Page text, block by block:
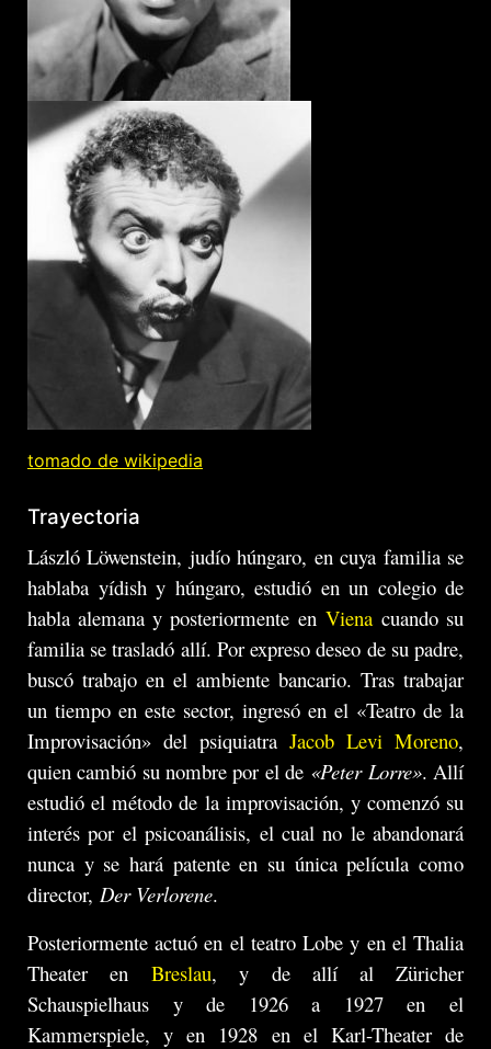
tomado de wikipedia
Trayectoria
László Löwenstein, judío húngaro, en cuya familia se
hablaba yídish y húngaro, estudió en un colegio de
habla alemana y posteriormente en Vienacuando su
familia se trasladó allí. Por expreso deseo de su padre,
buscó trabajo en el ambiente bancario. Tras trabajar
un tiempo en este sector, ingresó en el «Teatro de la
Improvisación» del psiquiatraJacob Levi Moreno,
quien cambió su nombre por el de «Peter Lorre». Allí
estudió el método de la improvisación, y comenzó su
interés por el psicoanálisis, el cual no le abandonará
nunca y se hará patente en su única película como
director, Der Verlorene.
Posteriormente actuó en el teatro Lobe y en el Thalia
Theater enBreslau, y de allí al Züricher
Schauspielhaus y de 1926 a 1927 en el
Kammerspiele, y en 1928 en el Karl-Theater de